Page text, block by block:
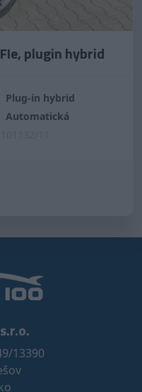
plugin hybrid
Plug-in hybrid
Automatická
13390